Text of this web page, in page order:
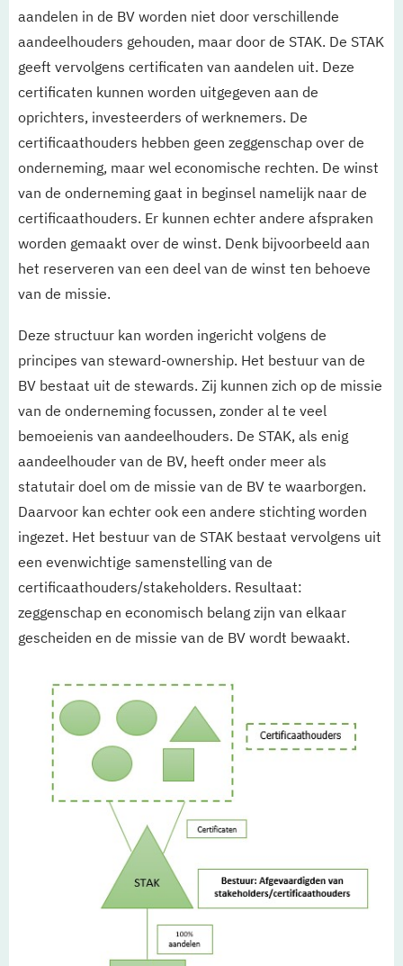
aandelen in de BV worden niet door verschillende
aandeelhouders gehouden, maar door de STAK. De STAK
geeft vervolgens certificaten van aandelen uit. Deze
certificaten kunnen worden uitgegeven aan de
oprichters, investeerders of werknemers. De
certificaathouders hebben geen zeggenschap over de
onderneming, maar wel economische rechten. De winst
van de onderneming gaat in beginsel namelijk naar de
certificaathouders. Er kunnen echter andere afspraken
worden gemaakt over de winst. Denk bijvoorbeeld aan
het reserveren van een deel van de winst ten behoeve
van de missie.
Deze structuur kan worden ingericht volgens de
principes van steward-ownership. Het bestuur van de
BV bestaat uit de stewards. Zij kunnen zich op de missie
van de onderneming focussen, zonder al te veel
bemoeienis van aandeelhouders. De STAK, als enig
aandeelhouder van de BV, heeft onder meer als
statutair doel om de missie van de BV te waarborgen.
Daarvoor kan echter ook een andere stichting worden
ingezet. Het bestuur van de STAK bestaat vervolgens uit
een evenwichtige samenstelling van de
certificaathouders/stakeholders. Resultaat:
zeggenschap en economisch belang zijn van elkaar
gescheiden en de missie van de BV wordt bewaakt.